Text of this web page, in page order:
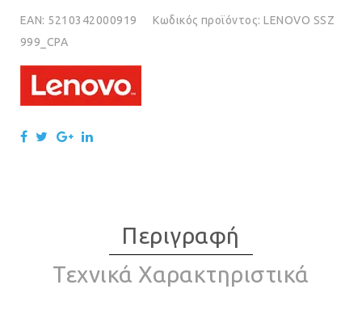
EAN: 5210342000919 Κωδικός προϊόντος:LENOVO SSZ
999_CPA
Περιγραφή
Τεχνικά Χαρακτηριστικά